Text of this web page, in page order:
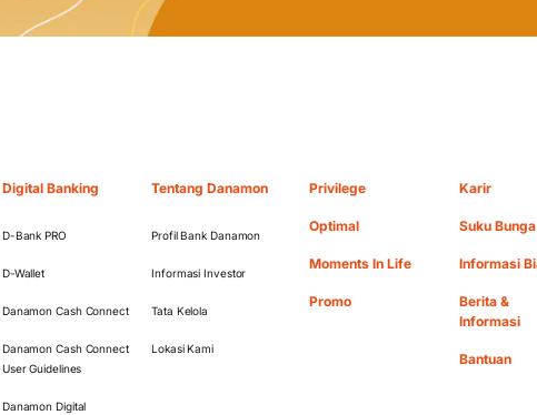
Digital Banking
D-Bank PRO
D-Wallet
Danamon Cash Connect
Danamon Cash Connect
User Guidelines
Danamon Digital
Tentang Danamon
Profil Bank Danamon
Informasi Investor
Tata Kelola
Lokasi Kami
Privilege
Optimal
Moments In Life
Promo
Karir
Suku Bunga
Informasi
Berita &
Informasi
Bantuan